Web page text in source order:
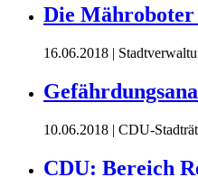
Die Mähroboter
16.06.2018 |
10.06.2018 | CDU-
CDU: Bereich